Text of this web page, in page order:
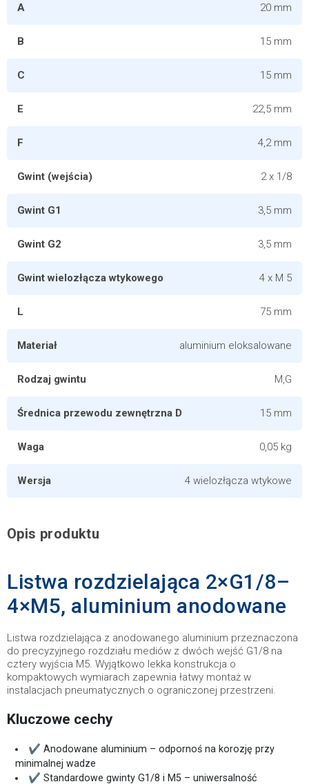
A 20 mm
B 15 mm
C 15 mm
E 22,5 mm
F 4,2 mm
Gwint (wejścia) 2 x 1/8
Gwint G1 3,5 mm
Gwint G2 3,5 mm
Gwint wielozłącza wtykowego 4 x M 5
L 75 mm
Materiał aluminium eloksalowane
Rodzaj gwintu M,G
Średnica przewodu zewnętrzna D 15 mm
Waga 0,05 kg
Wersja 4 wielozłącza wtykowe
Opis produktu
Listwa rozdzielająca 2×G1/8–
4×M5, aluminium anodowane
Listwa rozdzielająca z anodowanego aluminium przeznaczona
do precyzyjnego rozdziału mediów z dwóch wejść G1/8 na
cztery wyjścia M5. Wyjątkowo lekka konstrukcja o
kompaktowych wymiarach zapewnia łatwy montaż w
instalacjach pneumatycznych o ograniczonej przestrzeni.
Kluczowe cechy
✔ Anodowane aluminium – odpornoś na korozję przy
minimalnej wadze
✔ Standardowe gwinty G1/8 i M5 – uniwersalność